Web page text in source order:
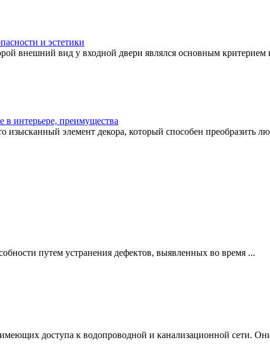
и эстетики
внешний вид у входной двери являлся основным критерием
в интерьере, преимущества
изысканный элемент декора, который способен преобразить
путем устранения дефектов, выявленных во время ...
доступа к водопроводной и канализационной сети.